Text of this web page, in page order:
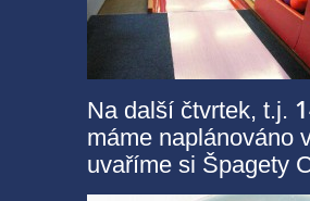
Na další čtvrtek, t.j.
máme naplánováno
uvaříme si Špagety